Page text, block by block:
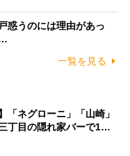
惑うのには理由があっ
一覧を見る
「ネグローニ」「山崎」
丁目の隠れ家バーで1…